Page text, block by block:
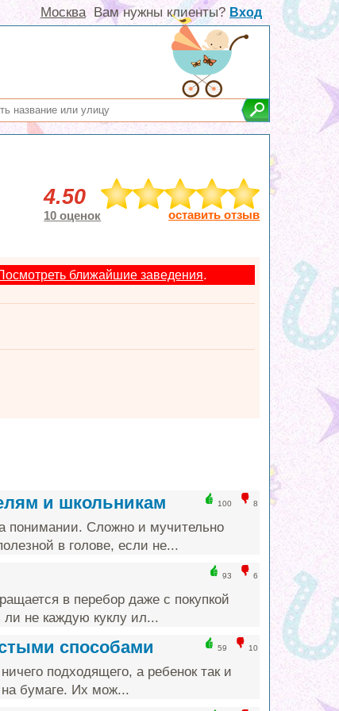
Вам нужны клиенты? Вход
Москва
4.50
10 оценок оставить отзыв
ближайшие заведения.
100 8
и школьникам
понимании. Сложно и мучительно
в голове, если не...
93 6
в перебор даже с покупкой
ли не каждую куклу ил...
59 10
способами
подходящего, а ребенок так и
на бумаге. Их мож...